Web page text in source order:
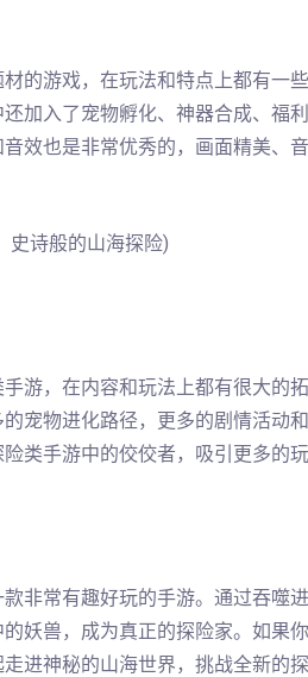
材的游戏，在玩法和特点上都有一
加入了宠物孵化、神器合成、福
效也是非常优秀的，画面精美、
手游，在内容和玩法上都有很大的
宠物进化路径，更多的剧情活动
类手游中的佼佼者，吸引更多的玩
非常有趣好玩的手游。通过吞噬
妖兽，成为真正的探险家。如果
进神秘的山海世界，挑战全新的探